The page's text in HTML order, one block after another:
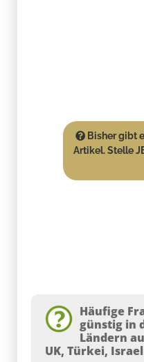
Bisher gibt
Artikel. Stelle
Häufige
günstig in
Ländern
UK, Türkei,